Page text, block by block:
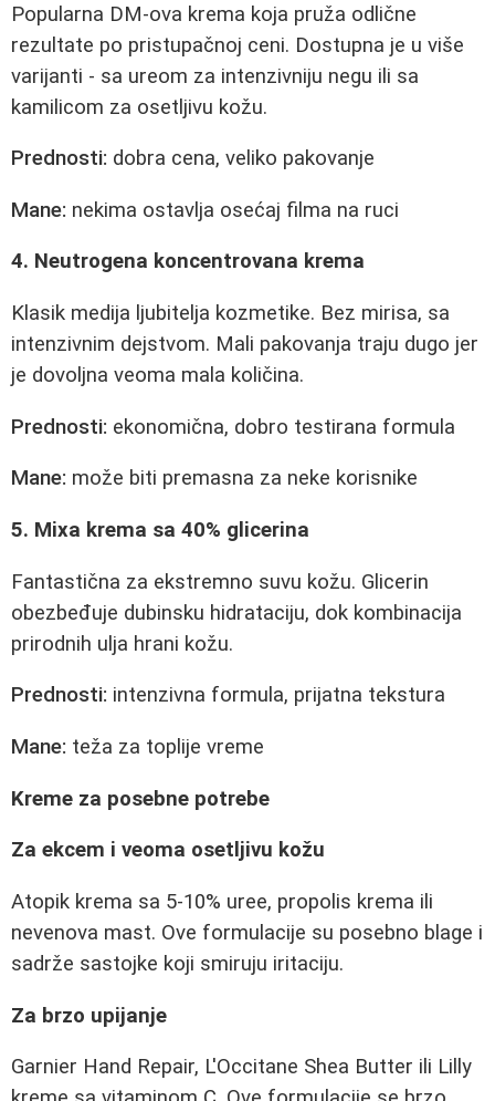
Popularna DM-ova krema koja pruža odlične
rezultate po pristupačnoj ceni. Dostupna je u više
varijanti - sa ureom za intenzivniju negu ili sa
kamilicom za osetljivu kožu.
Prednosti: dobra cena, veliko pakovanje
Mane: nekima ostavlja osećaj filma na ruci
4. Neutrogena koncentrovana krema
Klasik medija ljubitelja kozmetike. Bez mirisa, sa
intenzivnim dejstvom. Mali pakovanja traju dugo jer
je dovoljna veoma mala količina.
Prednosti: ekonomična, dobro testirana formula
Mane: može biti premasna za neke korisnike
5. Mixa krema sa 40% glicerina
Fantastična za ekstremno suvu kožu. Glicerin
obezbeđuje dubinsku hidrataciju, dok kombinacija
prirodnih ulja hrani kožu.
Prednosti: intenzivna formula, prijatna tekstura
Mane: teža za toplije vreme
Kreme za posebne potrebe
Za ekcem i veoma osetljivu kožu
Atopik krema sa 5-10% uree, propolis krema ili
nevenova mast. Ove formulacije su posebno blage i
sadrže sastojke koji smiruju iritaciju.
Za brzo upijanje
Garnier Hand Repair, L'Occitane Shea Butter ili Lilly